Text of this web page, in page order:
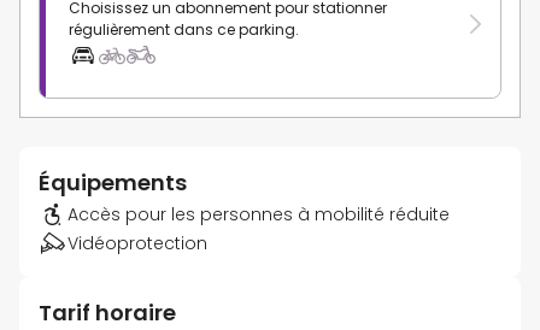
Choisissez un abonnement pour stationner
régulièrement dans ce parking.
Équipements
Accès pour les personnes à mobilité réduite
Vidéoprotection
Tarif horaire